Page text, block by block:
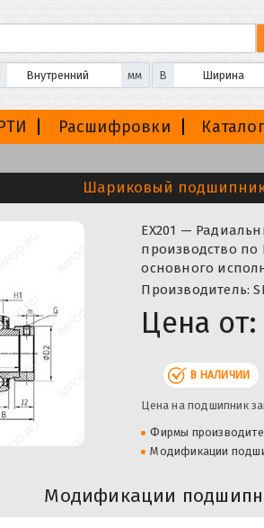
мм B
Расшифровки
Шариковый подшипник
EX201 —
производство по
основного
Производитель:
Цена от:
В НАЛИЧИИ
Цена на подшипник
Фирмы
Модификации
Модификации